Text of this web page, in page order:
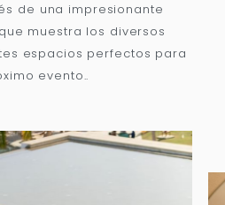
de una impresionante
muestra los diversos
espacios perfectos para
evento..